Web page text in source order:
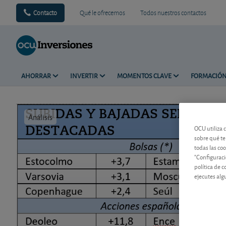
Contacto Qué le ofrecemos Todos nuestros contactos
AHORRAR INVERTIR MOMENTOS CLAVE FORMACIÓN
Análisis
OCU utiliza
sobre qué
todas las
política de
ejecutes